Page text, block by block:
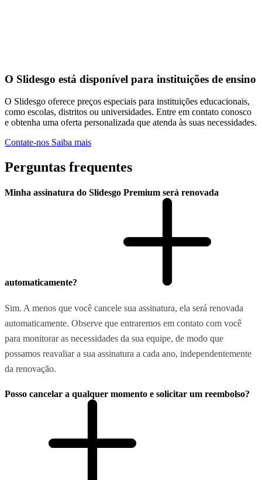
O Slidesgo está disponível para instituições de ensino
O Slidesgo oferece preços especiais para instituições educacionais,
como escolas, distritos ou universidades. Entre em contato conosco
e obtenha uma oferta personalizada que atenda às suas necessidades.
Contate-nos Saiba mais
Perguntas frequentes
Minha assinatura do Slidesgo Premium será renovada
automaticamente?
Sim. A menos que você cancele sua assinatura, ela será renovada
automaticamente. Observe que entraremos em contato com você
para monitorar as necessidades da sua equipe, de modo que
possamos reavaliar a sua assinatura a cada ano, independentemente
da renovação.
Posso cancelar a qualquer momento e solicitar um reembolso?